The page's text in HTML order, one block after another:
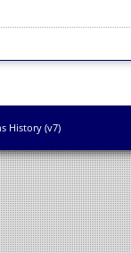
History (v7)